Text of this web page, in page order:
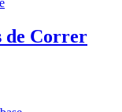
de Correr